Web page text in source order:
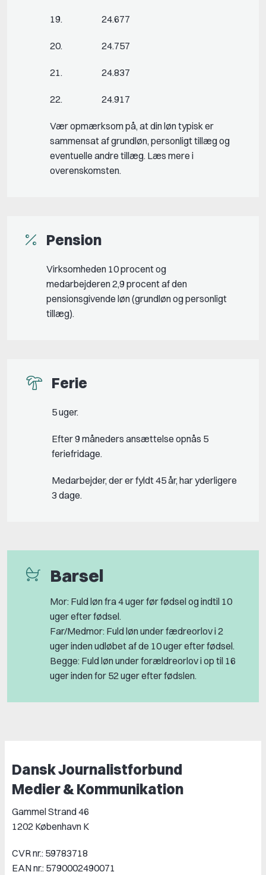
19. 24.677
20. 24.757
21. 24.837
22. 24.917
Vær opmærksom på, at din løn typisk er
sammensat af grundløn, personligt tillæg og
eventuelle andre tillæg. Læs mere i
overenskomsten.
Pension
Virksomheden 10 procent og
medarbejderen 2,9 procent af den
pensionsgivende løn (grundløn og personligt
tillæg).
Ferie
5 uger.
Efter 9 måneders ansættelse opnås 5
feriefridage.
Medarbejder, der er fyldt 45 år, har yderligere
3 dage.
Barsel
Mor: Fuld løn fra 4 uger før fødsel og indtil 10
uger efter fødsel.
Far/Medmor: Fuld løn under fædreorlov i 2
uger inden udløbet af de 10 uger efter fødsel.
Begge: Fuld løn under forældreorlov i op til 16
uger inden for 52 uger efter fødslen.
Dansk Journalistforbund
Medier & Kommunikation
Gammel Strand 46
1202 København K
CVR nr.: 59783718
EAN nr.: 5790002490071